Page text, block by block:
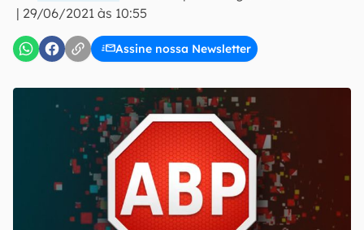
| 29/06/2021 às 10:55
Assine nossa Newsletter
Confirmo que li, aceito e concordo com os Termos de
Uso e Política de Privacidade do Canaltech.